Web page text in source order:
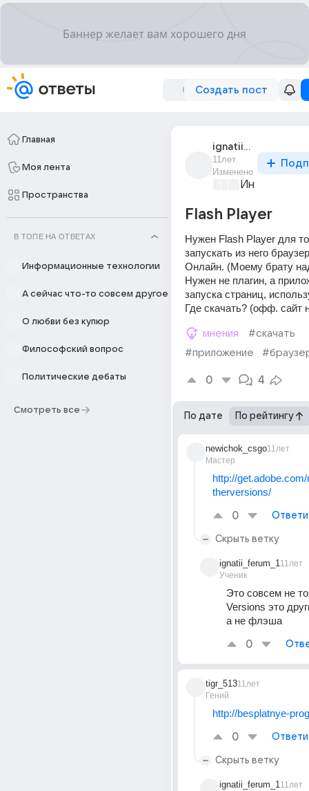
Создать пост
Главная
Моя лента
Пространства
В ТОПЕ НА ОТВЕТАХ
Информационные технологии
А сейчас что-то совсем другое
О любви без купюр
Философский вопрос
Политические дебаты
Смотреть все
ignatii_ferum_1
11лет
Изменено
Flash Player
Нужен Flash Player для
запускать из него
Онлайн. (Моему брату
Нужен не плагин, а
запуска страниц,
Где скачать? (офф. сайт
мнения
#скачать
#приложение
0 4
По дате По рейтингу
newichok_csgo
Мастер
11лет
http://
therversions/
0
Скрыть ветку
ignatii_ferum_1
Ученик
11лет
Это совсем не
Versions это
а не флэша
0
tigr_513
Гений
11лет
http://besplatnye-
0
Скрыть ветку
ignatii_ferum_111лет